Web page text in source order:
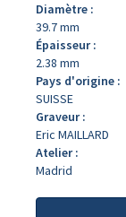
Diamètre :
39.7 mm
Épaisseur :
2.38 mm
Pays d'origine :
SUISSE
Graveur :
Eric MAILLARD
Atelier :
Madrid